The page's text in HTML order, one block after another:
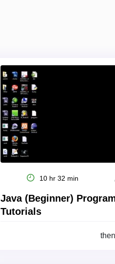
10 hr 32 min
Java (Beginner)
Tutorials